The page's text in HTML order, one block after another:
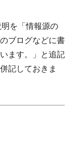
を「情報源の
ブログなどに書
ます。」と追記
記しておきま